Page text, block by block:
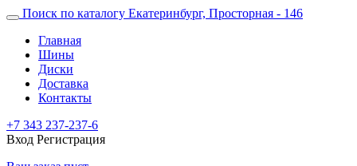
Поиск по каталогу Екатеринбург, Просторная - 146
Главная
Шины
Диски
Доставка
Контакты
+7 343 237-237-6
Вход Регистрация